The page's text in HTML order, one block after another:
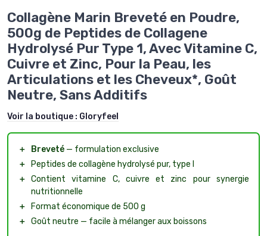
Collagène Marin Breveté en Poudre,
500g de Peptides de Collagene
Hydrolysé Pur Type 1, Avec Vitamine C,
Cuivre et Zinc, Pour la Peau, les
Articulations et les Cheveux*, Goût
Neutre, Sans Additifs
Voir la boutique : Gloryfeel
＋ Breveté — formulation exclusive
＋
Peptides de collagène hydrolysé pur, type I
＋ Contient vitamine C, cuivre et zinc pour synergie
nutritionnelle
＋
Format économique de 500 g
＋ Goût neutre — facile à mélanger aux boissons